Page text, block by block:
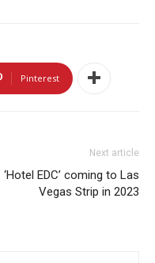
Pinterest
Next article
‘Hotel EDC’ coming to Las
Vegas Strip in 2023